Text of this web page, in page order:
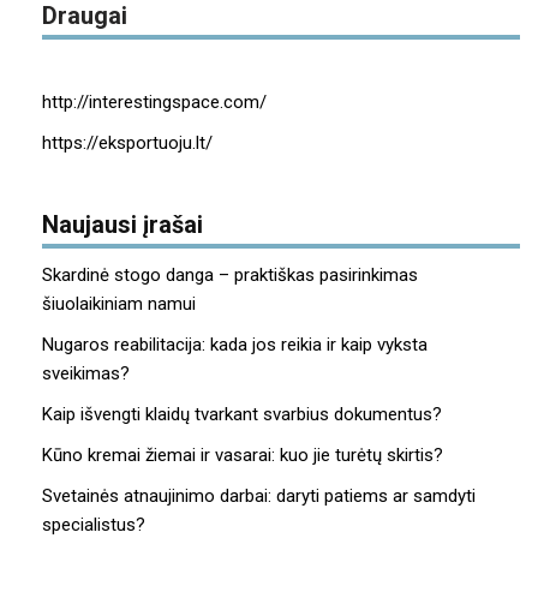
Draugai
http://interestingspace.com/
https://eksportuoju.lt/
Naujausi įrašai
Skardinė stogo danga – praktiškas pasirinkimas
šiuolaikiniam namui
Nugaros reabilitacija: kada jos reikia ir kaip vyksta
sveikimas?
Kaip išvengti klaidų tvarkant svarbius dokumentus?
Kūno kremai žiemai ir vasarai: kuo jie turėtų skirtis?
Svetainės atnaujinimo darbai: daryti patiems ar samdyti
specialistus?